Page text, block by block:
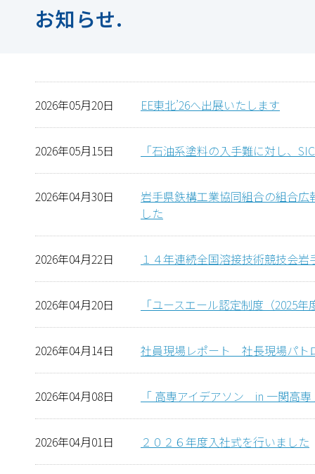
お知らせ.
2026年05月20日 EE東北’26へ出展いたします
2026年05月15日 「石油系塗料の入手難に対し、
2026年04月30日
岩手県鉄構工業協同組合の組合
した
2026年04月22日 １４年連続全国溶接技術競技会岩
2026年04月20日 「ユースエール認定制度（2025
2026年04月14日 社員現場レポート 社長現場パト
2026年04月08日 「 高専アイデアソン in 一関高専
2026年04月01日 ２０２６年度入社式を行いました